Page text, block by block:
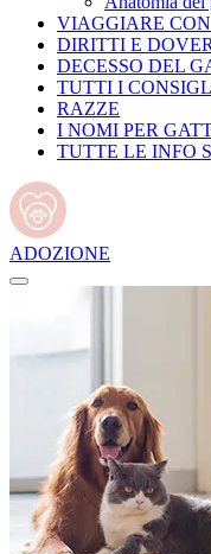
VIAGGIARE
DIRITTI E
DECESSO DEL
TUTTI I
RAZZE
I NOMI PER
TUTTE LE INFO
ADOZIONE